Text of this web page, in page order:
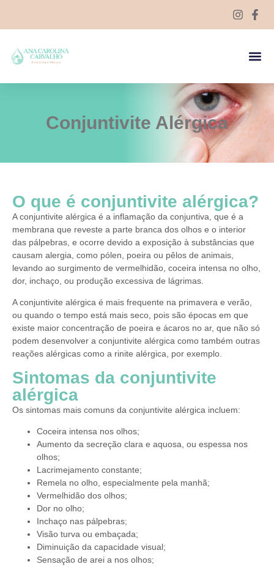
Conjuntivite Alérgica
O que é conjuntivite alérgica?
A conjuntivite alérgica é a inflamação da conjuntiva, que é a
membrana que reveste a parte branca dos olhos e o interior
das pálpebras, e ocorre devido a exposição à substâncias que
causam alergia, como pólen, poeira ou pêlos de animais,
levando ao surgimento de vermelhidão, coceira intensa no olho,
dor, inchaço, ou produção excessiva de lágrimas.
A conjuntivite alérgica é mais frequente na primavera e verão,
ou quando o tempo está mais seco, pois são épocas em que
existe maior concentração de poeira e ácaros no ar, que não só
podem desenvolver a conjuntivite alérgica como também outras
reações alérgicas como a rinite alérgica, por exemplo.
Sintomas da conjuntivite
alérgica
Os sintomas mais comuns da conjuntivite alérgica incluem:
Coceira intensa nos olhos;
Aumento da secreção clara e aquosa, ou espessa nos
olhos;
Lacrimejamento constante;
Remela no olho, especialmente pela manhã;
Vermelhidão dos olhos;
Dor no olho;
Inchaço nas pálpebras;
Visão turva ou embaçada;
Diminuição da capacidade visual;
Sensação de arei a nos olhos;